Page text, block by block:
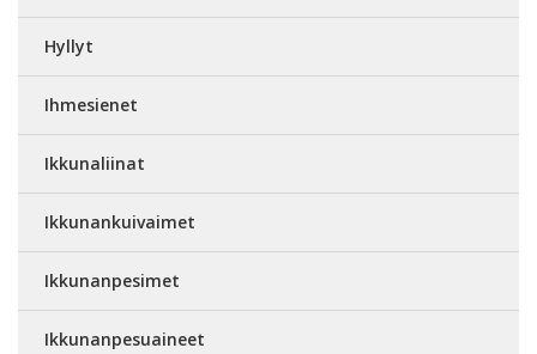
Hyllyt
Ihmesienet
Ikkunaliinat
Ikkunankuivaimet
Ikkunanpesimet
Ikkunanpesuaineet